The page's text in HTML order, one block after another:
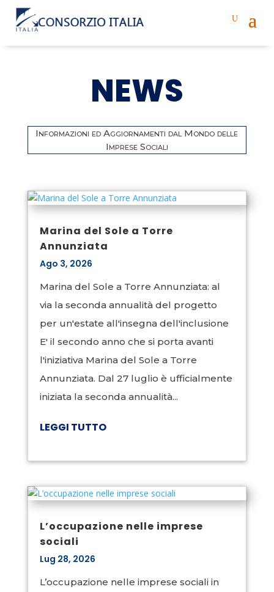
NEWS
Informazioni ed Aggiornamenti dal Mondo delle
Imprese Sociali
Marina del Sole a Torre
Annunziata
Ago 3, 2026
Marina del Sole a Torre Annunziata: al
via la seconda annualità del progetto
per un'estate all'insegna dell'inclusione
E' il secondo anno che si porta avanti
l'iniziativa Marina del Sole a Torre
Annunziata. Dal 27 luglio è ufficialmente
iniziata la seconda annualità...
LEGGI TUTTO
L’occupazione nelle imprese
sociali
Lug 28, 2026
L’occupazione nelle imprese sociali in